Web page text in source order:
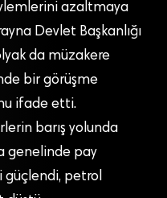
azaltmaya
Devlet Başkanlığı
da müzakere
bir görüşme
ifade etti.
barış yolunda
genelinde pay
güçlendi, petrol